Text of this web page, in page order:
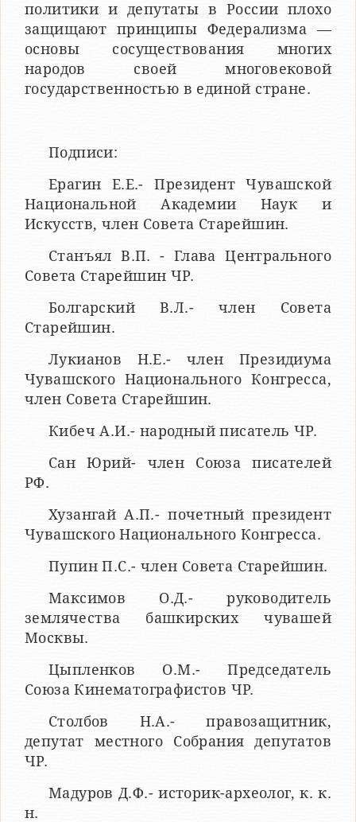
политики и депутаты в России плохо
защищают принципы Федерализма —
основы сосуществования многих
народов своей многовековой
государственностью в единой стране.
Подписи:
Ерагин Е.Е.- Президент Чувашской
Национальной Академии Наук и
Искусств, член Совета Старейшин.
Станъял В.П. - Глава Центрального
Совета Старейшин ЧР.
Болгарский В.Л.- член Совета
Старейшин.
Лукианов Н.Е.- член Президиума
Чувашского Национального Конгресса,
член Совета Старейшин.
Кибеч А.И.- народный писатель ЧР.
Сан Юрий- член Союза писателей
РФ.
Хузангай А.П.- почетный президент
Чувашского Национального Конгресса.
Пупин П.С.- член Совета Старейшин.
Максимов О.Д.- руководитель
землячества башкирских чувашей
Москвы.
Цыпленков О.М.- Председатель
Союза Кинематографистов ЧР.
Столбов Н.А.- правозащитник,
депутат местного Собрания депутатов
ЧР.
Мадуров Д.Ф.- историк-археолог, к. к.
н.